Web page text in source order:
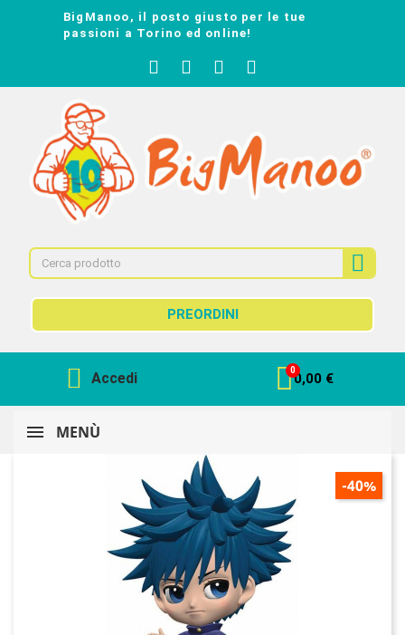
BigManoo, il posto giusto per le tue
passioni a Torino ed online!
PREORDINI
Accedi 0,00 €
MENÙ
-40%